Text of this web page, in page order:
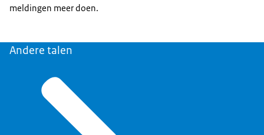
meldingen meer doen.
Andere talen